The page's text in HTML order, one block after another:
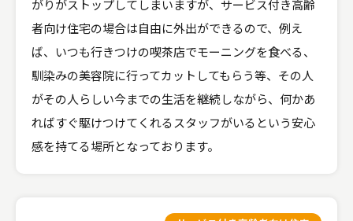
がりがストップしてしまいますが、サービス付き高齢
者向け住宅の場合は自由に外出ができるので、例え
ば、いつも行きつけの喫茶店でモーニングを食べる、
馴染みの美容院に行ってカットしてもらう等、その人
がその人らしい今までの生活を継続しながら、何かあ
ればすぐ駆けつけてくれるスタッフがいるという安心
感を持てる場所となっております。